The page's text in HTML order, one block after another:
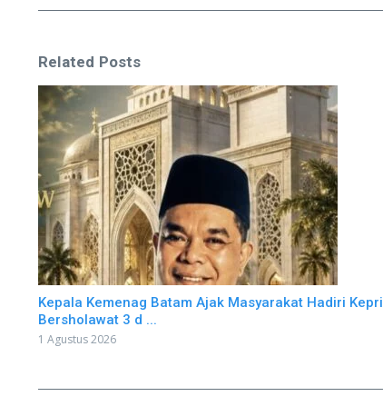
Related Posts
Kepala Kemenag Batam Ajak Masyarakat Hadiri Kepri
Bersholawat 3 d ...
1 Agustus 2026